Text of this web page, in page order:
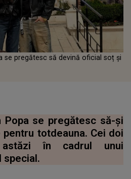
se pregătesc să devină oficial soț și
Popa se pregătesc să-și
totdeauna. Cei doi
în cadrul unui
special.